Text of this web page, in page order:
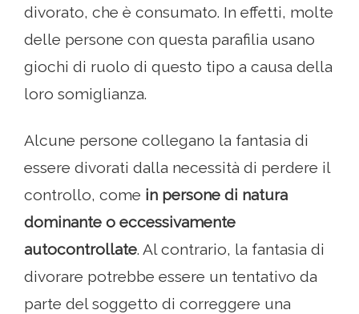
divorato, che è consumato. In effetti, molte
delle persone con questa parafilia usano
giochi di ruolo di questo tipo a causa della
loro somiglianza.
Alcune persone collegano la fantasia di
essere divorati dalla necessità di perdere il
controllo, come in persone di natura
dominante o eccessivamente
autocontrollate. Al contrario, la fantasia di
divorare potrebbe essere un tentativo da
parte del soggetto di correggere una